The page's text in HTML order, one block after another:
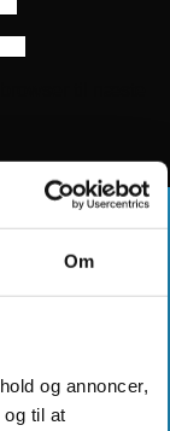
Om
og annoncer,
til at